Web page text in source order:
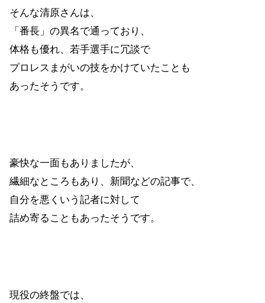
そんな清原さんは、
「番長」の異名で通っており、
体格も優れ、若手選手に冗談で
プロレスまがいの技をかけていたことも
あったそうです。
豪快な一面もありましたが、
繊細なところもあり、新聞などの記事で、
自分を悪くいう記者に対して
詰め寄ることもあったそうです。
現役の終盤では、